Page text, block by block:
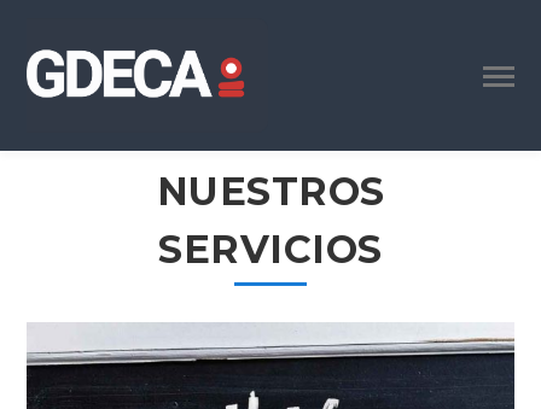
NUESTROS
SERVICIOS